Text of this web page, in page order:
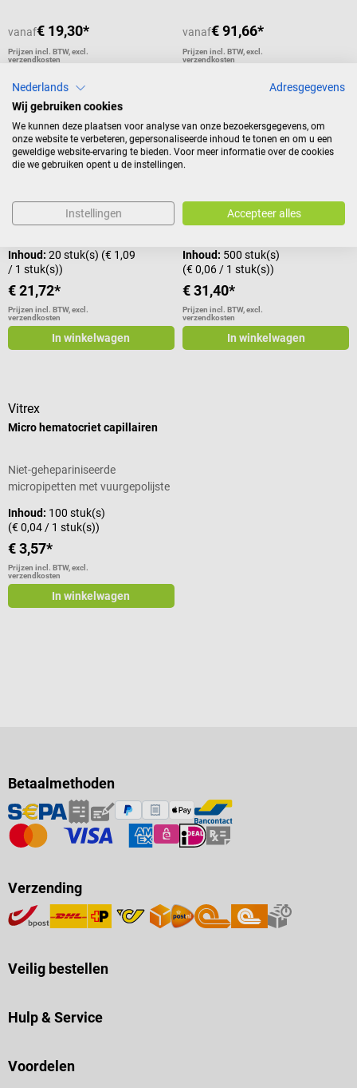
vanaf€ 19,30*
Prijzen incl. BTW, excl.
verzendkosten
vanaf€ 91,66*
Prijzen incl. BTW, excl.
verzendkosten
Details
Roche
Trop-T hartpipetten
Geschikt voor de Trop-T-Test
Sensitive van Roche
Inhoud: 20 stuk(s) (€ 1,09
/ 1 stuk(s))
€ 21,72*
Prijzen incl. BTW, excl.
verzendkosten
In winkelwagen
Sarstedt
Transferpipet
Met schaalverdeling van 0,5 - 3,0
ml
Inhoud: 500 stuk(s)
(€ 0,06 / 1 stuk(s))
€ 31,40*
Prijzen incl. BTW, excl.
verzendkosten
In winkelwagen
Vitrex
Micro hematocriet capillairen
Niet-gehepariniseerde
micropipetten met vuurgepolijste
Inhoud: 100 stuk(s)
(€ 0,04 / 1 stuk(s))
€ 3,57*
Prijzen incl. BTW, excl.
verzendkosten
In winkelwagen
Betaalmethoden
Verzending
Veilig bestellen
Hulp & Service
Voordelen
Nederlands
Adresgegevens
Wij gebruiken cookies
We kunnen deze plaatsen voor analyse van onze bezoekersgegevens, om
onze website te verbeteren, gepersonaliseerde inhoud te tonen en om u een
geweldige website-ervaring te bieden. Voor meer informatie over de cookies
die we gebruiken opent u de instellingen.
Instellingen Accepteer alles